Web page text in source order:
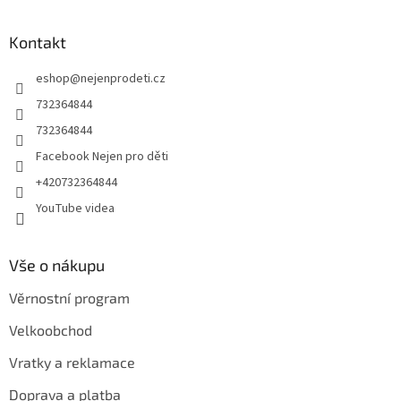
Kontakt
eshop@nejenprodeti.cz
732364844
732364844
Facebook Nejen pro děti
+420732364844
YouTube videa
Vše o nákupu
Věrnostní program
Velkoobchod
Vratky a reklamace
Doprava a platba